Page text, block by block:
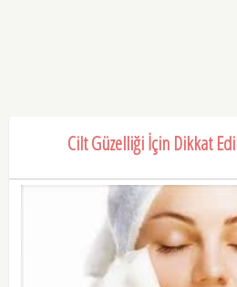
Cilt Güzelliği İçin Dikkat